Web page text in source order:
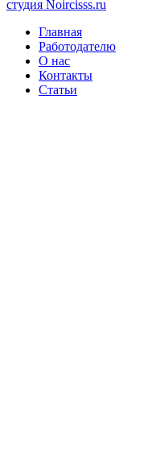
студия Noircisss.ru
Главная
Работодателю
О нас
Контакты
Статьи